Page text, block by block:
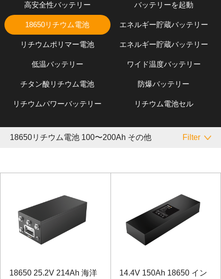
高安全性バッテリー バッテリーを起動
18650リチウム電池 エネルギー貯蔵バッテリー
リチウムポリマー電池 エネルギー貯蔵バッテリー
低温バッテリー ワイド温度バッテリー
チタン酸リチウム電池 防爆バッテリー
リチウムパワーバッテリー リチウム電池セル
18650リチウム電池 100〜200Ah その他 Filter
18650 25.2V 214Ah 海洋
14.4V 150Ah 18650 イン